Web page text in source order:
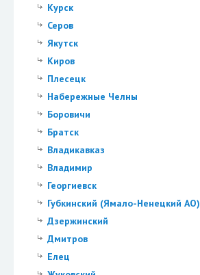
Курск
Серов
Якутск
Киров
Плесецк
Набережные Челны
Боровичи
Братск
Владикавказ
Владимир
Георгиевск
Губкинский (Ямало-Ненецкий АО)
Дзержинский
Дмитров
Елец